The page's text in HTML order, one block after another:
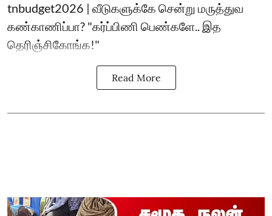
tnbudget2026 | வீடுகளுக்கே சென்று மருத்துவ
கண்காணிப்பா? "கர்ப்பிணி பெண்களே.. இத
தெரிஞ்சிகோங்க!"
Read More